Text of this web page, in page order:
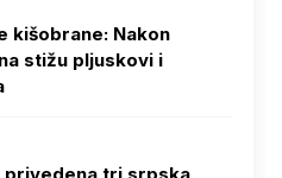
kišobrane: Nakon
stižu pljuskovi i